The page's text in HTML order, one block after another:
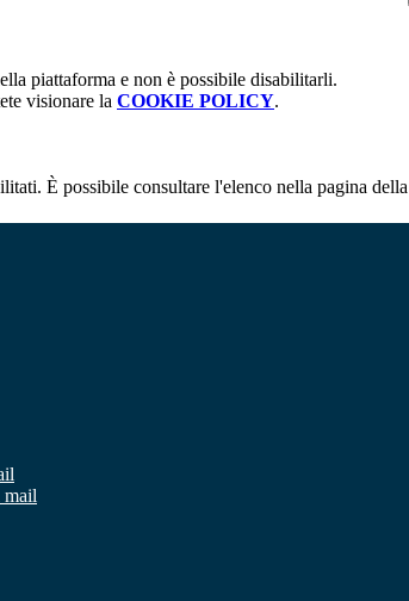
piattaforma e non è possibile disabilitarli.
visionare la COOKIE POLICY.
È possibile consultare l'elenco nella pagina
mail